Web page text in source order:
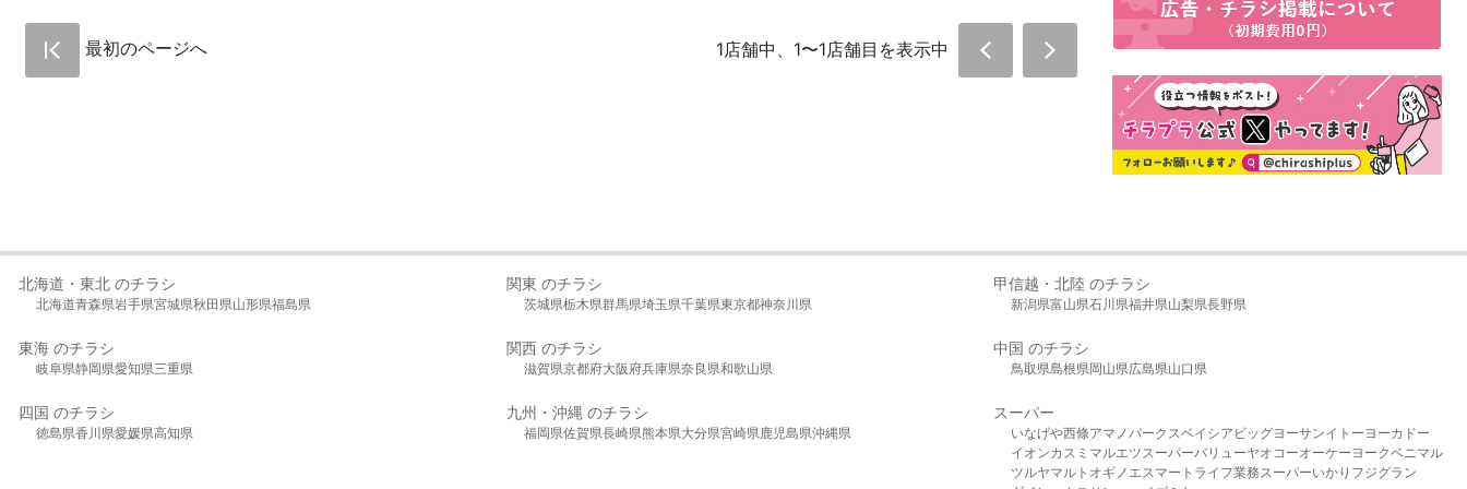
最初のページへ 1店舗中、1〜1店舗目を表示中
北海道・東北 のチラシ
北海道青森県岩手県宮城県秋田県山形県福島県
関東 のチラシ
茨城県栃木県群馬県埼玉県千葉県東京都神奈川県
甲信越・北陸 のチラシ
新潟県富山県石川県福井県山梨県長野県
東海 のチラシ
岐阜県静岡県愛知県三重県
関西 のチラシ
滋賀県京都府大阪府兵庫県奈良県和歌山県
中国 のチラシ
鳥取県島根県岡山県広島県山口県
四国 のチラシ
徳島県香川県愛媛県高知県
九州・沖縄 のチラシ
福岡県佐賀県長崎県熊本県大分県宮崎県 鹿児島県沖縄県
スーパー
いなげや西條アマノパークスベイシア ビッグヨーサンイトーヨーカドー
イオンカスミ マルエツ スーパーバリューヤオコーオーケー ヨークベニマル
ツルヤマルト オギノ エスマート ライフ業務スーパーいかり フジグラン